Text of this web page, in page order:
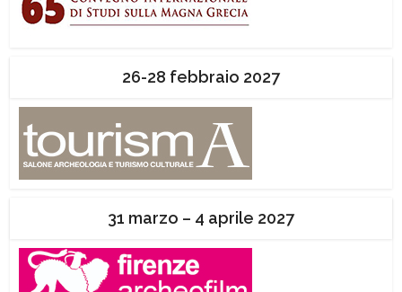
26-28 febbraio 2027
31 marzo – 4 aprile 2027